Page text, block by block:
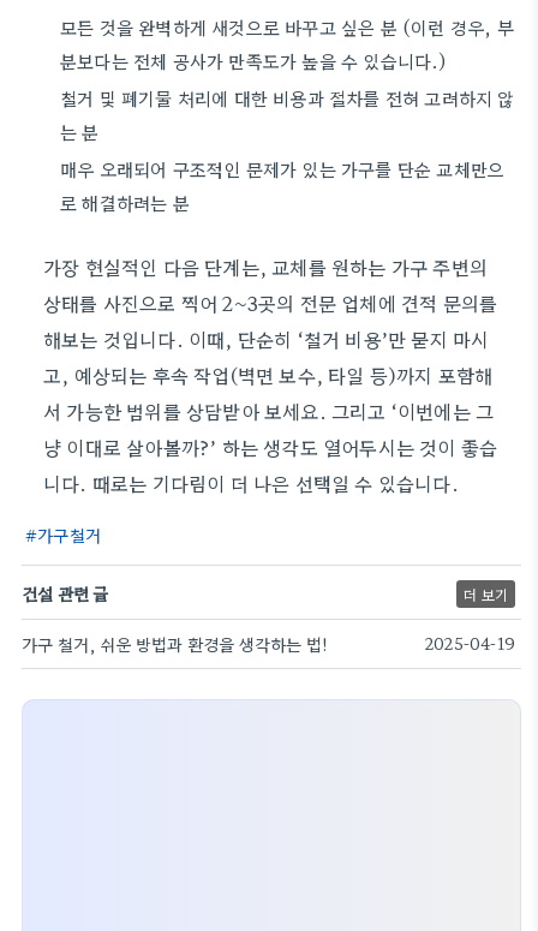
모든 것을 완벽하게 새것으로 바꾸고 싶은 분 (이런 경우, 부
분보다는 전체 공사가 만족도가 높을 수 있습니다.)
철거 및 폐기물 처리에 대한 비용과 절차를 전혀 고려하지 않
는 분
매우 오래되어 구조적인 문제가 있는 가구를 단순 교체만으
로 해결하려는 분
가장 현실적인 다음 단계는, 교체를 원하는 가구 주변의
상태를 사진으로 찍어 2~3곳의 전문 업체에 견적 문의를
해보는 것입니다. 이때, 단순히 ‘철거 비용’만 묻지 마시
고, 예상되는 후속 작업(벽면 보수, 타일 등)까지 포함해
서 가능한 범위를 상담받아 보세요. 그리고 ‘이번에는 그
냥 이대로 살아볼까?’ 하는 생각도 열어두시는 것이 좋습
니다. 때로는 기다림이 더 나은 선택일 수 있습니다.
가구철거
건설 관련 글 더 보기
가구 철거, 쉬운 방법과 환경을 생각하는 법! 2025-04-19